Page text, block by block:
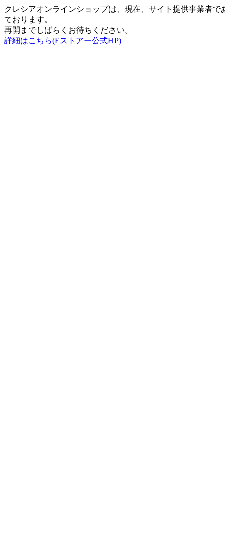
クレシアオンラインショップは、現在、サイト提供事業者
ております。
再開までしばらくお待ちください。
詳細はこちら(Eストアー公式HP)